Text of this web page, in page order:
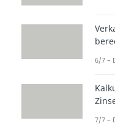
von
6/7 –
7/7 –